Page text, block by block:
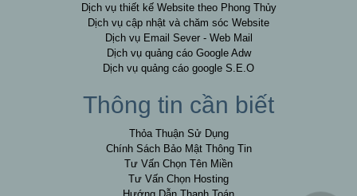
Dịch vụ thiết kế Website theo Phong Thủy
Dịch vụ cập nhật và chăm sóc Website
Dịch vụ Email Sever - Web Mail
Dịch vụ quảng cáo Google Adw
Dịch vụ quảng cáo google S.E.O
Thông tin cần biết
Thỏa Thuận Sử Dụng
Chính Sách Bảo Mật Thông Tin
Tư Vấn Chọn Tên Miền
Tư Vấn Chọn Hosting